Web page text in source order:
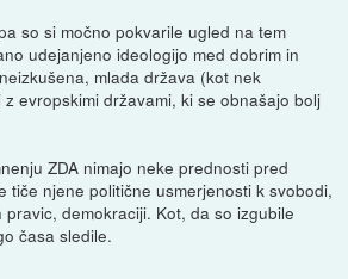
so si močno pokvarile ugled na tem
udejanjeno ideologijo med dobrim in
mlada država (kot nek
evropskimi državami, ki se obnašajo bolj
ZDA nimajo neke prednosti pred
tiče njene politične usmerjenosti k svobodi,
demokraciji. Kot, da so izgubile
časa sledile.